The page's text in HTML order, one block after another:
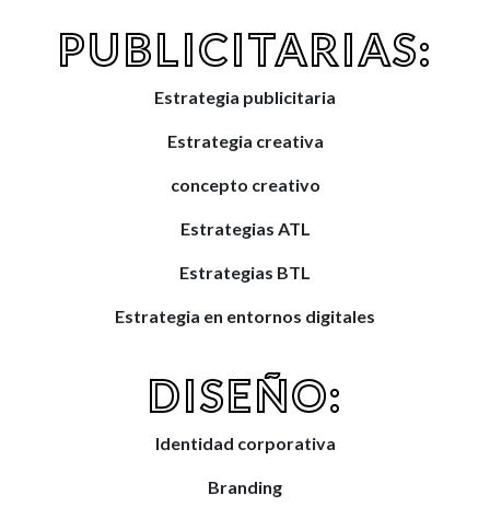
PUBLICITARIAS:
Estrategia publicitaria
Estrategia creativa
concepto creativo
Estrategias ATL
Estrategias BTL
Estrategia en entornos digitales
DISEÑO:
Identidad corporativa
Branding